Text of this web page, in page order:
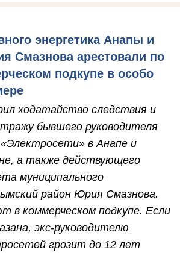
энергетика Анапы и
Смазнова арестовали по
подкупе в особо
ходатайство следствия и
бывшего руководителя
в Анапе и
а также действующего
муниципального
район Юрия Смазнова.
в коммерческом подкупе. Если
экс-руководителю
грозит до 12 лет